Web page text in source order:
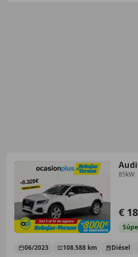
85kW
€
06/2023 108.588 km Diésel